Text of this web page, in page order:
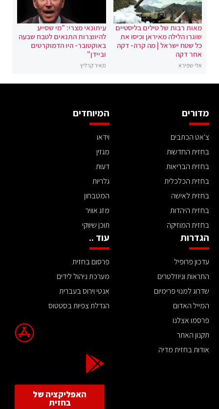
מאות רבות של טילים בליסטיים
שוגרו הלילה מאיראן וכיסו את
כל שטח ישראל | מה קרה- דקה
אחר דקה
אלי שפירא
עיתונאי מצרי: "מי שסייע
להיווצרות התנאים לטבח שבעה
באוקטובר- היו הדמוקרטים
וביידן"
מאיר קרליץ
מדורים
צ'אט הכתבים
בחזית החדשות
בחזית הבריאות
בחזית הכלכלית
בחזית לאישה
בחזית היהדות
בחזית המוזיקה
המיוחדים
וידאו
מגזין
דעות
גלריות
המטבחון
מזג אוויר
תוכן שיווקי
הגדרות
עדכון פרופיל
התראות וניוזלטרים
שדרוג למנוי פרימיום
המייל האדום
פרסמו אצלנו
תקנון האתר
אודות בחזית מדיה
עוד ..
פרסום בחזית
מערכת ניהול לידים
אנטי וירוס בעברית
הגדלת צפיות בסטטוס
האפליקציה של
בחזית